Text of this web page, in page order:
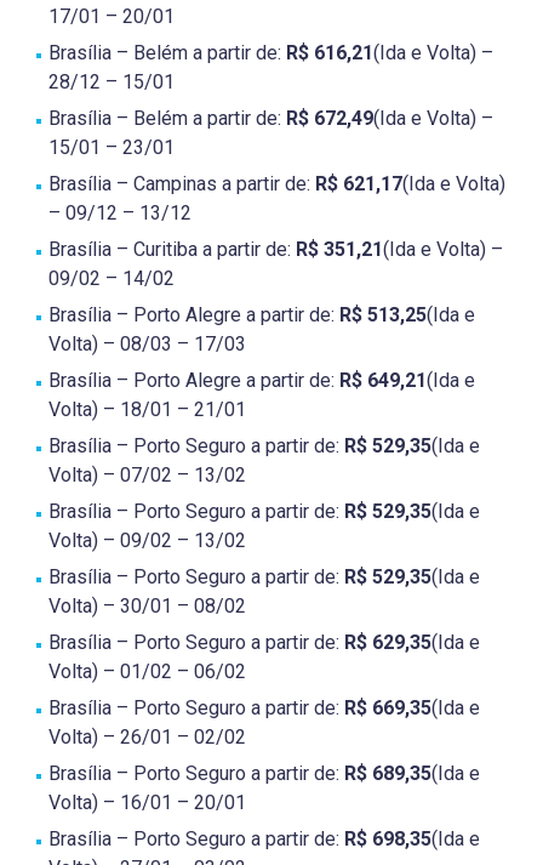
17/01 – 20/01
Brasília – Belém a partir de: R$ 616,21(Ida e Volta) –
28/12 – 15/01
Brasília – Belém a partir de: R$ 672,49(Ida e Volta) –
15/01 – 23/01
Brasília – Campinas a partir de: R$ 621,17(Ida e Volta)
– 09/12 – 13/12
Brasília – Curitiba a partir de: R$ 351,21(Ida e Volta) –
09/02 – 14/02
Brasília – Porto Alegre a partir de: R$ 513,25(Ida e
Volta) – 08/03 – 17/03
Brasília – Porto Alegre a partir de: R$ 649,21(Ida e
Volta) – 18/01 – 21/01
Brasília – Porto Seguro a partir de: R$ 529,35(Ida e
Volta) – 07/02 – 13/02
Brasília – Porto Seguro a partir de: R$ 529,35(Ida e
Volta) – 09/02 – 13/02
Brasília – Porto Seguro a partir de: R$ 529,35(Ida e
Volta) – 30/01 – 08/02
Brasília – Porto Seguro a partir de: R$ 629,35(Ida e
Volta) – 01/02 – 06/02
Brasília – Porto Seguro a partir de: R$ 669,35(Ida e
Volta) – 26/01 – 02/02
Brasília – Porto Seguro a partir de: R$ 689,35(Ida e
Volta) – 16/01 – 20/01
Brasília – Porto Seguro a partir de: R$ 698,35(Ida e